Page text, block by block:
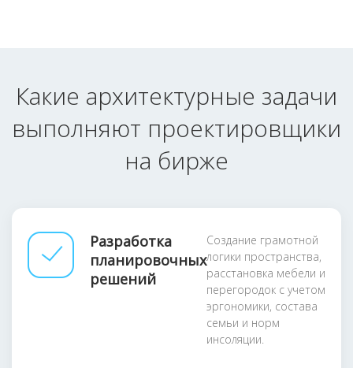
Какие архитектурные задачи
выполняют проектировщики
на бирже
Разработка
планировочных
решений
Создание грамотной
логики пространства,
расстановка мебели и
перегородок с учетом
эргономики, состава
семьи и норм
инсоляции.